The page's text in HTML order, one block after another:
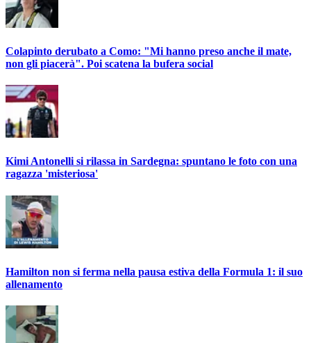
Colapinto derubato a Como: "Mi hanno preso anche il mate,
non gli piacerà". Poi scatena la bufera social
Kimi Antonelli si rilassa in Sardegna: spuntano le foto con una
ragazza 'misteriosa'
Hamilton non si ferma nella pausa estiva della Formula 1: il suo
allenamento